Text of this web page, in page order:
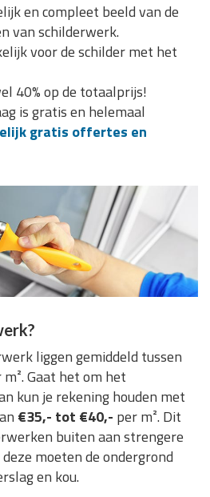
en compleet beeld van de
van schilderwerk.
voor de schilder met het
40% op de totaalprijs!
is gratis en helemaal
gratis offertes en
liggen gemiddeld tussen
m². Gaat het om het
kun je rekening houden met
€35,- tot €40,- per m². Dit
buiten aan strengere
moeten de ondergrond
en kou.